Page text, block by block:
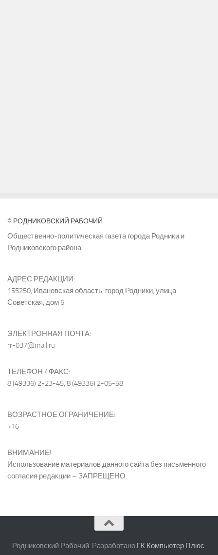
© РОДНИКОВСКИЙ РАБОЧИЙ
Общественно-политическая газета города Родники и
Родниковского района
АДРЕС РЕДАКЦИИ:
155250, Ивановская область, город Родники, улица
Советская, дом 6
ЭЛЕКТРОННАЯ ПОЧТА:
rr-037@mail.ru
ТЕЛЕФОН / ФАКС:
8 (49336) 2-23-45, 8 (49336) 2-05-58
ВОЗРАСТНОЕ ОГРАНИЧЕНИЕ:
+16
ВНИМАНИЕ!
Использование материалов данного сайта без письменного
согласия редакции – ЗАПРЕЩЕНО.
Родниковский Рабочий. Разработано ГК Компьютер Плюс.